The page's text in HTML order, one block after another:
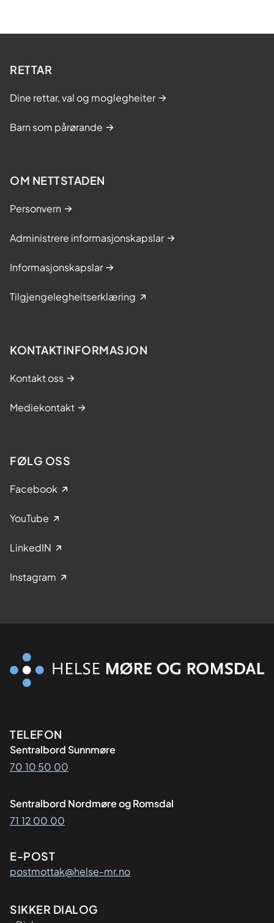
RETTAR
Dine rettar, val og moglegheiter
Barn som pårørande
OM NETTSTADEN
Personvern
Administrere informasjonskapslar
Informasjonskapslar
Tilgjengelegheitserklæring
KONTAKTINFORMASJON
Kontakt oss
Mediekontakt
FØLG OSS
Facebook
YouTube
LinkedIN
Instagram
Kontaktinformasjon
TELEFON
Sentralbord Sunnmøre
70 10 50 00
Sentralbord Nordmøre og Romsdal
71 12 00 00
E-POST
postmottak@helse-mr.no
SIKKER DIALOG